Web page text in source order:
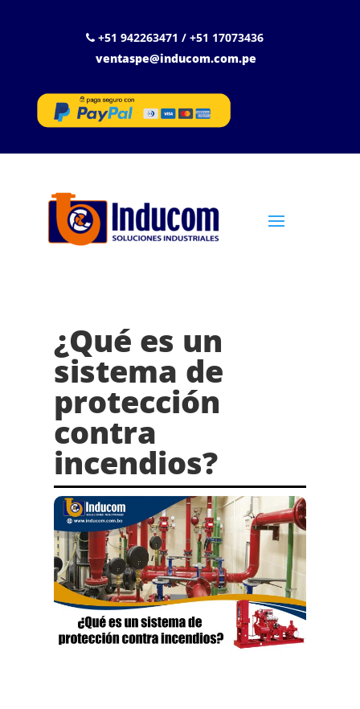
+51 942263471 / +51 17073436
ventaspe@inducom.com.pe
¿Qué es un
sistema de
protección
contra
incendios?